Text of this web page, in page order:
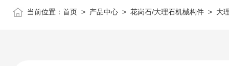
当前位置： 首页 > 产品中心 > 花岗石/大理石机械构件 > 大